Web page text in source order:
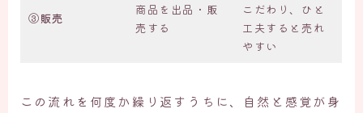
③販売
商品を出品・販
売する
こだわり、ひと
工夫すると売れ
やすい
この流れを何度か繰り返すうちに、自然と感覚が身